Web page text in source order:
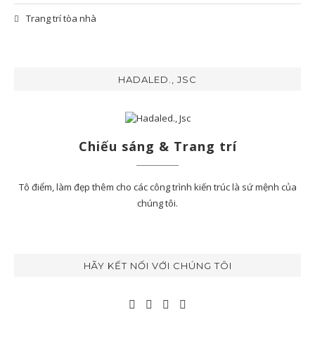
Trang trí tòa nhà
HADALED., JSC
Chiếu sáng & Trang trí
Tô điểm, làm đẹp thêm cho các công trình kiến trúc là sứ mệnh của
chúng tôi.
HÃY KẾT NỐI VỚI CHÚNG TÔI